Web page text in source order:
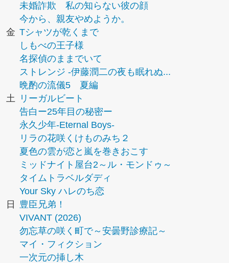
未婚詐欺 私の知らない彼の顔
今から、親友やめようか。
金 Tシャツが乾くまで
しもべの王子様
名探偵のままでいて
ストレンジ -伊藤潤二の夜も眠れぬ...
晩酌の流儀5 夏編
土
リーガルビート
告白ー25年目の秘密ー
永久少年-Eternal Boys-
リラの花咲くけものみち２
夏色の雲が恋と嵐を巻きおこす
ミッドナイト屋台2～ル・モンドゥ～
タイムトラベルダディ
Your Sky ハレのち恋
日
豊臣兄弟！
VIVANT (2026)
勿忘草の咲く町で～安曇野診療記～
マイ・フィクション
一次元の挿し木